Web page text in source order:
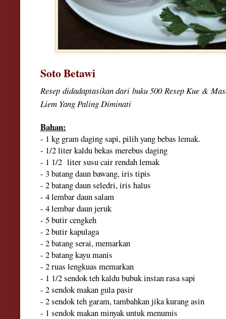
Soto Betawi
Resep didadaptasikan dari buku 500 Resep Kue &
Liem Yang Paling Diminati
Bahan:
- 1 kg gram daging sapi, pilih yang bebas lemak.
- 1/2 liter kaldu bekas merebus daging
- 1 1/2 liter susu cair rendah lemak
- 3 batang daun bawang, iris tipis
- 2 batang daun seledri, iris halus
- 4 lembar daun salam
- 4 lembar daun jeruk
- 5 butir cengkeh
- 2 butir kapulaga
- 2 batang serai, memarkan
- 2 batang kayu manis
- 2 ruas lengkuas memarkan
- 1 1/2 sendok teh kaldu bubuk instan rasa sapi
- 2 sendok makan gula pasir
- 2 sendok teh garam, tambahkan jika kurang asin
- 1 sendok makan minyak untuk menumis